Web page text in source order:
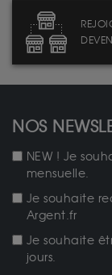
NOS
NEW ! Je
mensuelle.
Je souhaite
Argent.fr
Je souhaite
jours.